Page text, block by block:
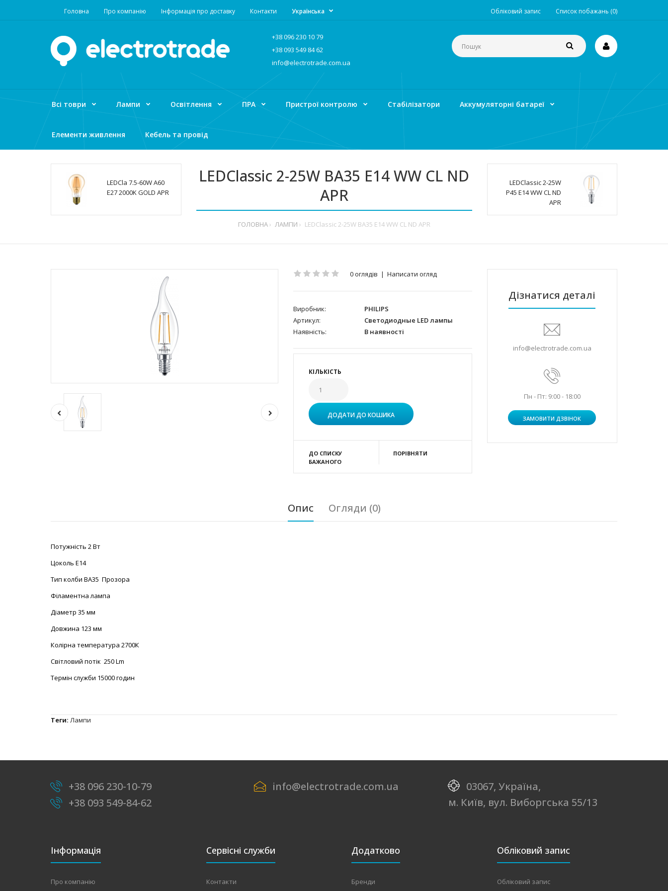
Головна Про компанію Інформація про доставку Контакти Обліковий запис Список побажань (0)
Українська
+38 096 230 10 79
+38 093 549 84 62
info@electrotrade.com.ua
Всі товри Лампи Освітлення ПРА Пристрої контролю Стабілізатори Аккумуляторні батареї
Елементи живлення Кебель та провід
LEDCla 7.5-60W A60
E27 2000K GOLD APR
LEDClassic 2-25W BA35 E14 WW CL ND
APR
ГОЛОВНА ЛАМПИ LEDClassic 2-25W BA35 E14 WW CL ND APR
LEDClassic 2-25W
P45 E14 WW CL ND
APR
0 оглядів | Написати огляд
Виробник:
PHILIPS
Артикул:
Светодиодные LED лампы
Наявність:
В наявності
КІЛЬКІСТЬ
ДО СПИСКУ
БАЖАНОГО
ПОРІВНЯТИ
Дізнатися деталі
info@electrotrade.com.ua
Пн - Пт: 9:00 - 18:00
ЗАМОВИТИ ДЗВІНОК
Опис Огляди (0)
Потужність 2 Вт
Цоколь Е14
Тип колби BA35 Прозора
Філаментна лампа
Діаметр 35 мм
Довжина 123 мм
Колірна температура 2700К
Світловий потік 250 Lm
Термін служби 15000 годин
Теги: Лампи
+38 096 230-10-79
+38 093 549-84-62
info@electrotrade.com.ua
03067, Україна,
м. Київ, вул. Виборгська 55/13
Інформація
Про компанію
Сервісні служби
Контакти
Додатково
Бренди
Обліковий запис
Обліковий запис